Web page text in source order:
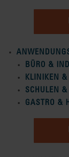
BÜRO &
KLINIKEN &
SCHULEN
GASTRO &